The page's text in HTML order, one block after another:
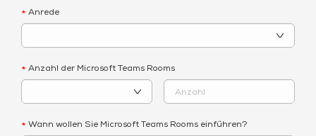
* Anrede
* Anzahl der Microsoft Teams Rooms
* Wann wollen Sie Microsoft Teams Rooms einführen?